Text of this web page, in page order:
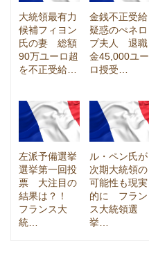
大統領最有力
候補フィヨン
氏の妻 総額
90万ユーロ超
を不正受給…
金銭不正受給
疑惑のぺネロ
プ夫人 退職
金45,000ユー
ロ授受…
左派予備選挙
選挙第一回投
票 大注目の
結果は？！
フランス大
統…
ル・ペン氏が
次期大統領の
可能性も現実
的に フラン
ス大統領選
挙…